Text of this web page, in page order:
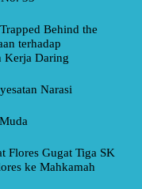
Behind the
terhadap
Kerja Daring
Narasi
Flores Gugat Tiga SK
ke Mahkamah